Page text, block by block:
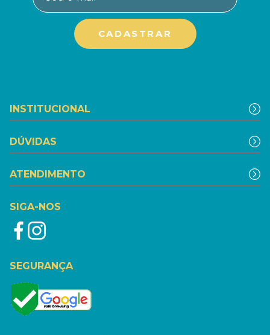
INSTITUCIONAL
DÚVIDAS
ATENDIMENTO
SIGA-NOS
SEGURANÇA